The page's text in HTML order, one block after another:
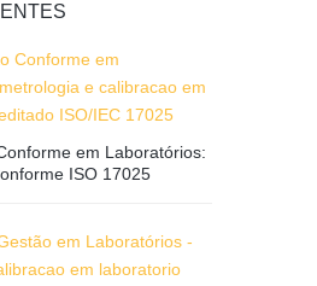
em Laboratórios:
ISO 17025